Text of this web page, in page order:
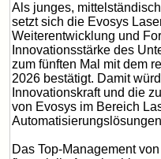
Als junges,
setzt sich die Evosys
Weiterentwicklung und
Innovationsstärke des
zum fünften Mal mit dem
2026 bestätigt. Damit
Innovationskraft und die
von Evosys im Bereich
Das Top-Management